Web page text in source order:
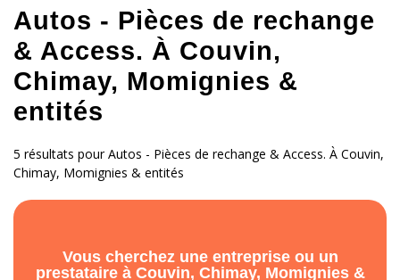
Autos - Pièces de rechange
& Access. À Couvin,
Chimay, Momignies &
entités
5 résultats pour Autos - Pièces de rechange & Access. À Couvin,
Chimay, Momignies & entités
Vous cherchez une entreprise ou un
prestataire à Couvin, Chimay, Momignies &